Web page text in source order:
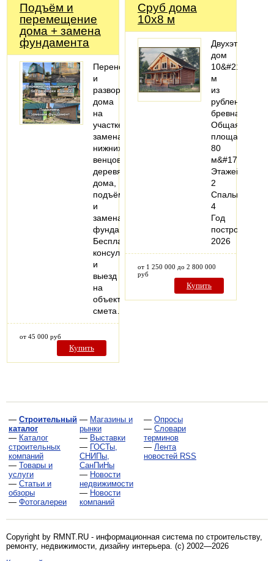
Подъём и
перемещение
дома + замена
фундамента
Перенос
и
разворот
дома
на
участке,
замена
нижних
венцов
деревянного
дома,
подъём
и
замена
фундамента.
Бесплатная
консультация
и
выезд
на
объект,
смета…
от 45 000 руб
Купить
Сруб дома
10x8 м
Двухэтажный
дом
10&#215;8
м
из
рубленого
бревна
Общая
площадь:
80
м&#178;
Этажей:
2
Спальни:
4
Год
постройки:
2026
от 1 250 000 до 2 800 000
руб
Купить
— Строительный
каталог
— Каталог
строительных
компаний
— Товары и
услуги
— Статьи и
обзоры
— Фотогалереи
— Магазины и
рынки
— Выставки
— ГОСТы,
СНИПы,
СанПиНы
— Новости
недвижимости
— Новости
компаний
— Опросы
— Словари
терминов
— Лента
новостей RSS
Copyright by RMNT.RU - информационная система по строительству,
ремонту, недвижимости, дизайну интерьера . (c) 2002—2026